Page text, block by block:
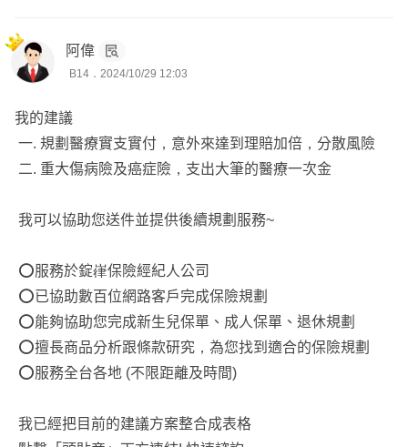
🧷 意外失能險
🧷 壽險
「歡迎點擊頭像加LINE討論喔^^」
都在保障內。
🌟 人生意外無所不在，需有基本的意外失能、意外實支、
🌟 富邦意外實支實付（TMR）額度搭配較高，另包含「重
大燒燙傷」的給付。
{ 三 } 緊急預備金：「 重大傷病與癌症一次金 」
🌟 重大傷病的發生，只要『領卡』就理賠，一次金建議20
🌟 現行醫療環境，各類新型標靶藥物金額高達數十萬，甚
至數百萬
總結：🌟保險不一定用得到，讓保單成為人生的定心丸🌟
完善。
⚠️記得變更或保障補強前，注意兩個月內是否看醫生及五
年內是否有既往疾病看醫生哦！
⚠️有需要詳細的保單統整健檢報告，可以進一步諮詢！
❤️我是錠嵂保經玉敏—服務做到心坎裡的守護者
❤️北中南服務，已累積800位保戶，符合您的專屬需求
💎有興趣，可點選我的頭像進一步諮詢哦！
阿偉
B14．2024/10/29 12:03
我的建議
一. 規劃醫療實支實付，意外來達到理賠加倍，分散風險
二. 重大傷病險及癌症險，支出大筆的醫療一次金
我可以協助您送件並提供後續規劃服務~
⭕️服務於錠嵂保險經紀人公司
⭕️已協助數百位網路客戶完成保險規劃
⭕️能夠協助您完成新生兒保單、成人保單、退休規劃
⭕️擅長商品分析跟條款研究，為您找到適合的保險規劃
⭕️服務全台各地 (不限距離及時間)
我已經把目前的建議方案整合成表格